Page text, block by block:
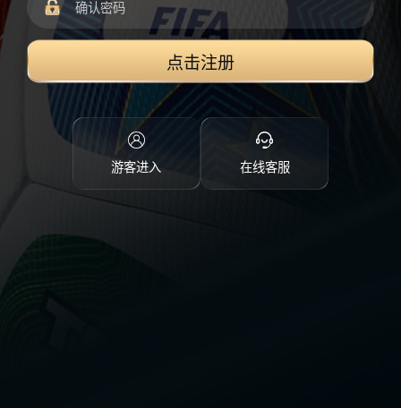
点击注册
游客进入 在线客服